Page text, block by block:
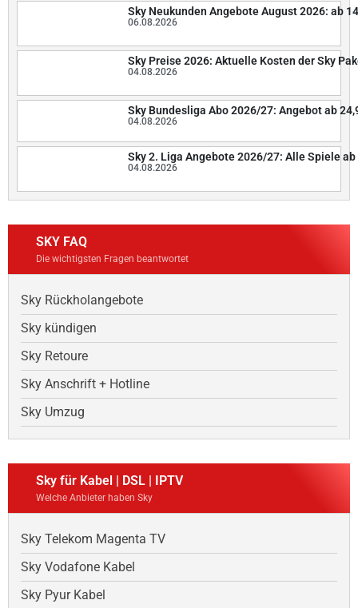
Sky Neukunden Angebote August 2026: ab
06.08.2026
Sky Preise 2026: Aktuelle Kosten der Sky
04.08.2026
Sky Bundesliga Abo 2026/27: Angebot ab
04.08.2026
Sky 2. Liga Angebote 2026/27: Alle Spiele
04.08.2026
SKY FAQ
Die wichtigsten Fragen beantwortet
Sky Rückholangebote
Sky kündigen
Sky Retoure
Sky Anschrift + Hotline
Sky Umzug
Sky für Kabel | DSL | IPTV
Welche Anbieter haben Sky
Sky Telekom Magenta TV
Sky Vodafone Kabel
Sky Pyur Kabel